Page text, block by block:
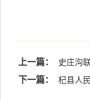
上一篇： 史庄沟
下一篇： 杞县人